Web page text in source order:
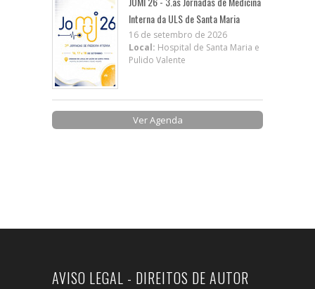
Interna da ULS de Santa Maria
16 de setembro de 2026
Local: Hospital de Santa Maria e
Pulido Valente
Ver Agenda
AVISO LEGAL - DIREITOS DE AUTOR